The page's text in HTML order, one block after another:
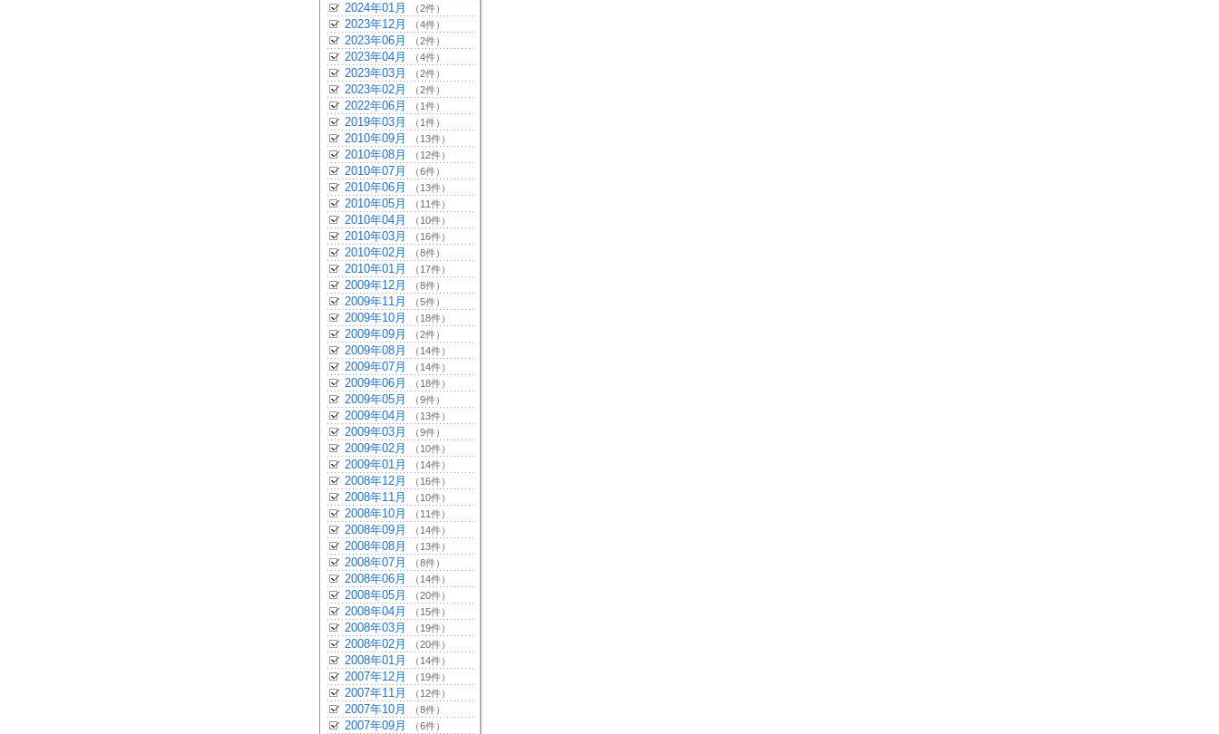
2024年01月 （2件）
2023年12月 （4件）
2023年06月 （2件）
2023年04月 （4件）
2023年03月 （2件）
2023年02月 （2件）
2022年06月 （1件）
2019年03月 （1件）
2010年09月 （13件）
2010年08月 （12件）
2010年07月 （6件）
2010年06月 （13件）
2010年05月 （11件）
2010年04月 （10件）
2010年03月 （16件）
2010年02月 （8件）
2010年01月 （17件）
2009年12月 （8件）
2009年11月 （5件）
2009年10月 （18件）
2009年09月 （2件）
2009年08月 （14件）
2009年07月 （14件）
2009年06月 （18件）
2009年05月 （9件）
2009年04月 （13件）
2009年03月 （9件）
2009年02月 （10件）
2009年01月 （14件）
2008年12月 （16件）
2008年11月 （10件）
2008年10月 （11件）
2008年09月 （14件）
2008年08月 （13件）
2008年07月 （8件）
2008年06月 （14件）
2008年05月 （20件）
2008年04月 （15件）
2008年03月 （19件）
2008年02月 （20件）
2008年01月 （14件）
2007年12月 （19件）
2007年11月 （12件）
2007年10月 （8件）
2007年09月 （6件）